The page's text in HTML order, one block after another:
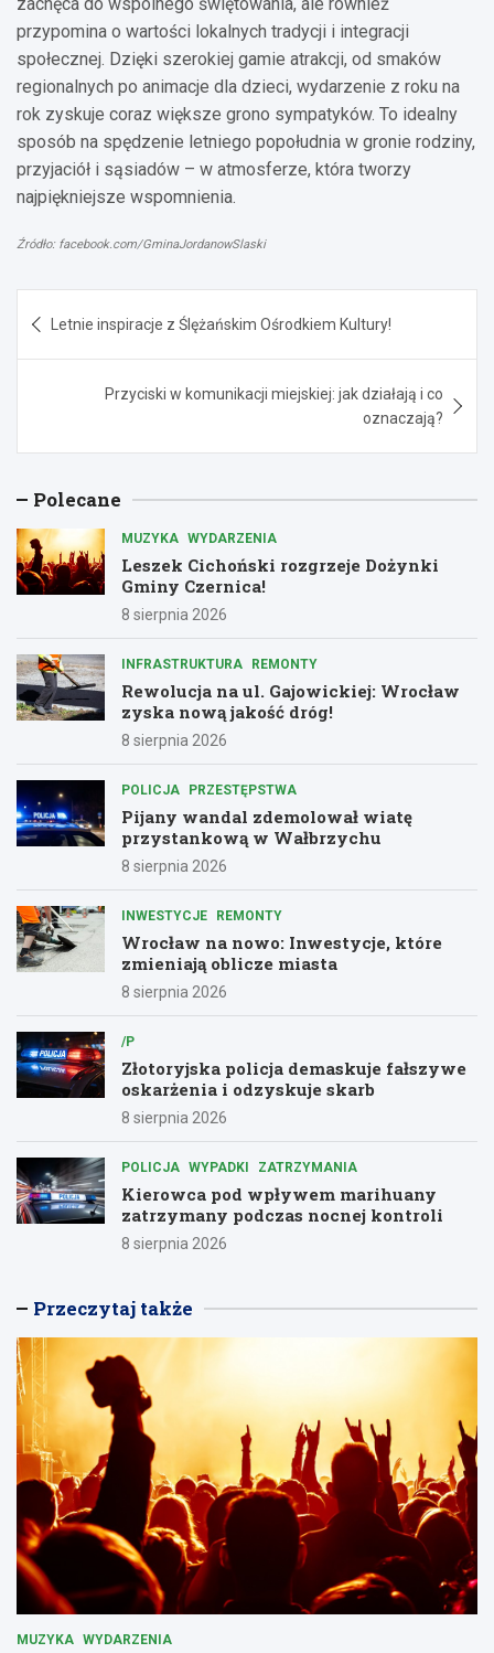
przypomina o wartości lokalnych tradycji i integracji
społecznej. Dzięki szerokiej gamie atrakcji, od smaków
regionalnych po animacje dla dzieci, wydarzenie z roku na
rok zyskuje coraz większe grono sympatyków. To idealny
sposób na spędzenie letniego popołudnia w gronie rodziny,
przyjaciół i sąsiadów – w atmosferze, która tworzy
najpiękniejsze wspomnienia.
Źródło: facebook.com/GminaJordanowSlaski
wpisu
Letnie inspiracje z Ślężańskim Ośrodkiem Kultury!
Przyciski w komunikacji miejskiej: jak działają i co
oznaczają?
Polecane
MUZYKA WYDARZENIA
Leszek Cichoński rozgrzeje Dożynki
Gminy Czernica!
8 sierpnia 2026
INFRASTRUKTURA REMONTY
Rewolucja na ul. Gajowickiej: Wrocław
zyska nową jakość dróg!
8 sierpnia 2026
POLICJA PRZESTĘPSTWA
Pijany wandal zdemolował wiatę
przystankową w Wałbrzychu
8 sierpnia 2026
INWESTYCJE REMONTY
Wrocław na nowo: Inwestycje, które
zmieniają oblicze miasta
8 sierpnia 2026
/P
Złotoryjska policja demaskuje fałszywe
oskarżenia i odzyskuje skarb
8 sierpnia 2026
POLICJA WYPADKI ZATRZYMANIA
Kierowca pod wpływem marihuany
zatrzymany podczas nocnej kontroli
8 sierpnia 2026
Przeczytaj także
MUZYKA WYDARZENIA